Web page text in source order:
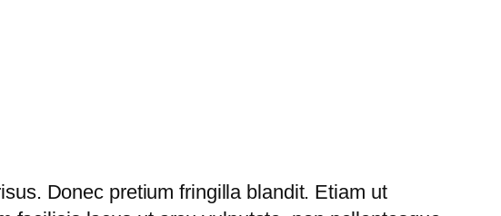
Donec pretium fringilla blandit. Etiam ut